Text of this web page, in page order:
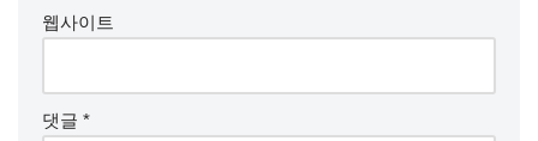
웹사이트
댓글 *